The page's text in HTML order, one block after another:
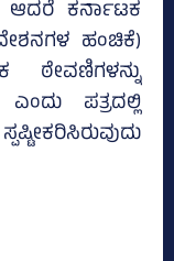
ಆದರೆ ಕರ್ನಾಟಕ
ಹಂಚಿಕೆ)
ಠೇವಣಿಗಳನ್ನು
ಪತ್ರದಲ್ಲಿ